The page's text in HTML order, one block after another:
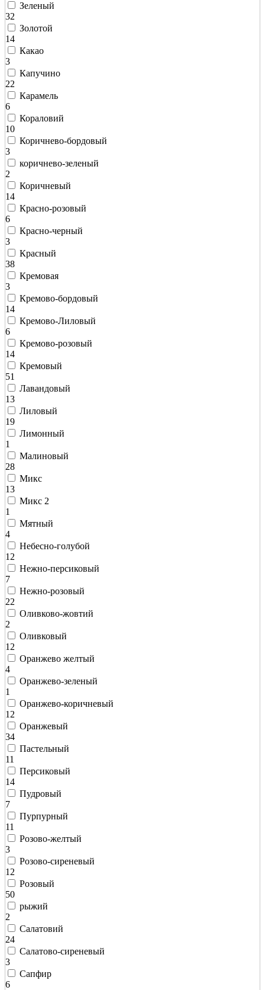
Зеленый
32
Золотой
14
Какао
3
Капучино
22
Карамель
6
Кораловий
10
Коричнево-бордовый
3
коричнево-зеленый
2
Коричневый
14
Красно-розовый
6
Красно-черный
3
Красный
38
Кремовая
3
Кремово-бордовый
14
Кремово-Лиловый
6
Кремово-розовый
14
Кремовый
51
Лавандовый
13
Лиловый
19
Лимонный
1
Малиновый
28
Микс
13
Микс 2
1
Мятный
4
Небесно-голубой
12
Нежно-персиковый
7
Нежно-розовый
22
Оливково-жовтий
2
Оливковый
12
Оранжево желтый
4
Оранжево-зеленый
1
Оранжево-коричневый
12
Оранжевый
34
Пастельный
11
Персиковый
14
Пудровый
7
Пурпурный
11
Розово-желтый
3
Розово-сиреневый
12
Розовый
50
рыжий
2
Салатовий
24
Салатово-сиреневый
3
Сапфир
6